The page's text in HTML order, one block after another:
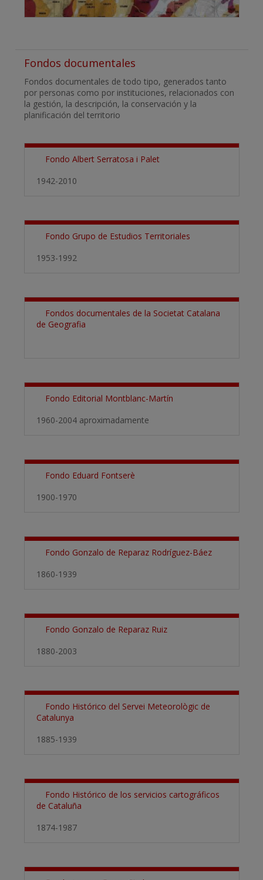
Fondos documentales
Fondos documentales de todo tipo, generados tanto
por personas como por instituciones, relacionados con
la gestión, la descripción, la conservación y la
planificación del territorio
Fondo Albert Serratosa i Palet
1942-2010
Fondo Grupo de Estudios Territoriales
1953-1992
Fondos documentales de la Societat Catalana
de Geografia
Fondo Editorial Montblanc-Martín
1960-2004 aproximadamente
Fondo Eduard Fontserè
1900-1970
Fondo Gonzalo de Reparaz Rodríguez-Báez
1860-1939
Fondo Gonzalo de Reparaz Ruiz
1880-2003
Fondo Histórico del Servei Meteorològic de
Catalunya
1885-1939
Fondo Histórico de los servicios cartográficos
de Cataluña
1874-1987